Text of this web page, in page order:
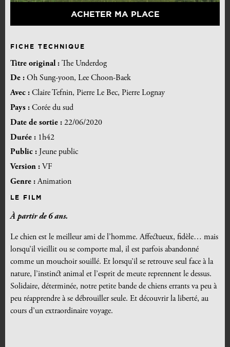
ACHETER MA PLACE
FICHE TECHNIQUE
Titre original : The Underdog
De : Oh Sung-yoon, Lee Choon-Baek
Avec : Claire Tefnin, Pierre Le Bec, Pierre Lognay
Pays : Corée du sud
Date de sortie : 22/06/2020
Durée : 1h42
Public : Jeune public
Version : VF
Genre :Animation
LE FILM
À partir de 6 ans.
Le chien est le meilleur ami de l’homme. Affectueux, fidèle… mais
lorsqu’il vieillit ou se comporte mal, il est parfois abandonné
comme un mouchoir souillé. Et lorsqu’il se retrouve seul face à la
nature, l’instinct animal et l’esprit de meute reprennent le dessus.
Solidaire, déterminée, notre petite bande de chiens errants va peu à
peu réapprendre à se débrouiller seule. Et découvrir la liberté, au
cours d’un extraordinaire voyage.